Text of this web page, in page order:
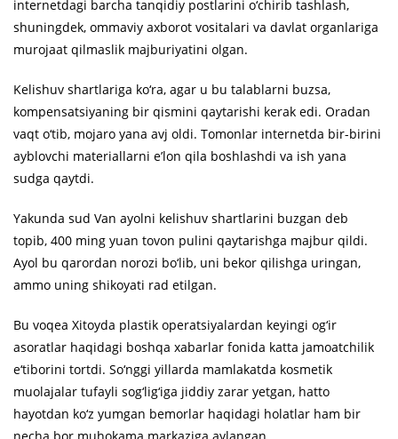
internetdagi barcha tanqidiy postlarini o‘chirib tashlash,
shuningdek, ommaviy axborot vositalari va davlat organlariga
murojaat qilmaslik majburiyatini olgan.
Kelishuv shartlariga ko‘ra, agar u bu talablarni buzsa,
kompensatsiyaning bir qismini qaytarishi kerak edi. Oradan
vaqt o‘tib, mojaro yana avj oldi. Tomonlar internetda bir-birini
ayblovchi materiallarni e’lon qila boshlashdi va ish yana
sudga qaytdi.
Yakunda sud Van ayolni kelishuv shartlarini buzgan deb
topib, 400 ming yuan tovon pulini qaytarishga majbur qildi.
Ayol bu qarordan norozi bo‘lib, uni bekor qilishga uringan,
ammo uning shikoyati rad etilgan.
Bu voqea Xitoyda plastik operatsiyalardan keyingi og‘ir
asoratlar haqidagi boshqa xabarlar fonida katta jamoatchilik
e‘tiborini tortdi. So‘nggi yillarda mamlakatda kosmetik
muolajalar tufayli sog‘lig‘iga jiddiy zarar yetgan, hatto
hayotdan ko‘z yumgan bemorlar haqidagi holatlar ham bir